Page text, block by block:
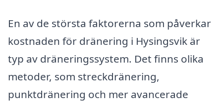
En av de största faktorerna som påverkar
kostnaden för dränering i Hysingsvik är
typ av dräneringssystem. Det finns olika
metoder, som streckdränering,
punktdränering och mer avancerade